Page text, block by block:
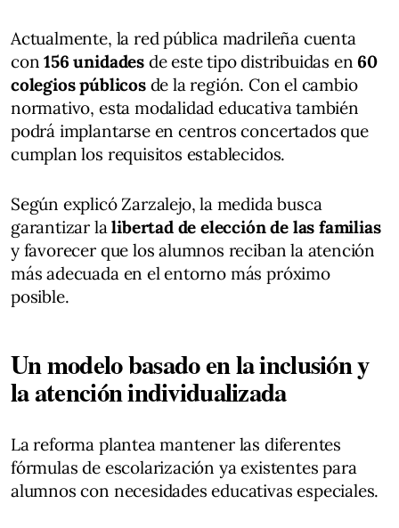
Actualmente, la red pública madrileña cuenta
con156 unidades de este tipo distribuidas en60
colegios públicosde la región. Con el cambio
normativo, esta modalidad educativa también
podrá implantarse en centros concertados que
cumplan los requisitos establecidos.
Según explicó Zarzalejo, la medida busca
garantizar lalibertad de elección de las familias
y favorecer que los alumnos reciban la atención
más adecuada en el entorno más próximo
posible.
Un modelo basado en la inclusión y
la atención individualizada
La reforma plantea mantener las diferentes
fórmulas de escolarización ya existentes para
alumnos con necesidades educativas especiales.